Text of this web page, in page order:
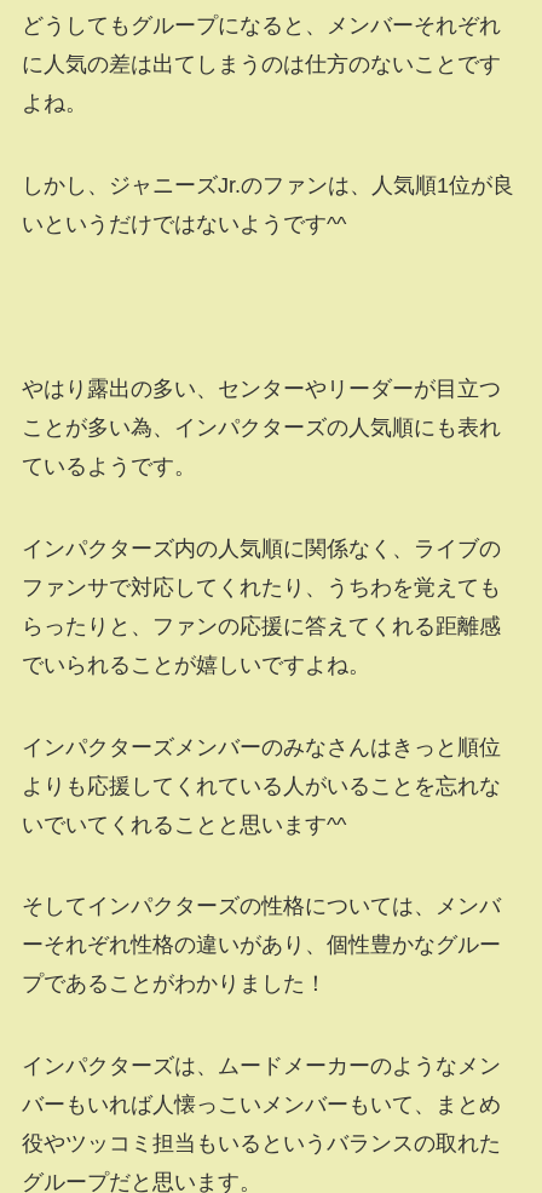
どうしてもグループになると、メンバーそれぞれ
に人気の差は出てしまうのは仕方のないことです
よね。
しかし、ジャニーズJr.のファンは、人気順1位が良
いというだけではないようです^^
やはり露出の多い、センターやリーダーが目立つ
ことが多い為、インパクターズの人気順にも表れ
ているようです。
インパクターズ内の人気順に関係なく、ライブの
ファンサで対応してくれたり、うちわを覚えても
らったりと、ファンの応援に答えてくれる距離感
でいられることが嬉しいですよね。
インパクターズメンバーのみなさんはきっと順位
よりも応援してくれている人がいることを忘れな
いでいてくれることと思います^^
そしてインパクターズの性格については、メンバ
ーそれぞれ性格の違いがあり、個性豊かなグルー
プであることがわかりました！
インパクターズは、ムードメーカーのようなメン
バーもいれば人懐っこいメンバーもいて、まとめ
役やツッコミ担当もいるというバランスの取れた
グループだと思います。